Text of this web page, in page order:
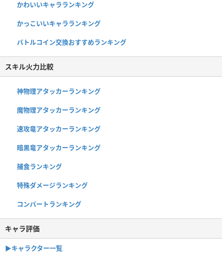
かわいいキャラランキング
かっこいいキャラランキング
バトルコイン交換おすすめランキング
スキル火力比較
神物理アタッカーランキング
魔物理アタッカーランキング
速攻竜アタッカーランキング
暗黒竜アタッカーランキング
捕食ランキング
特殊ダメージランキング
コンバートランキング
キャラ評価
▶︎キャラクター一覧